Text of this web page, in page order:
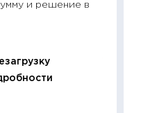
и решение в